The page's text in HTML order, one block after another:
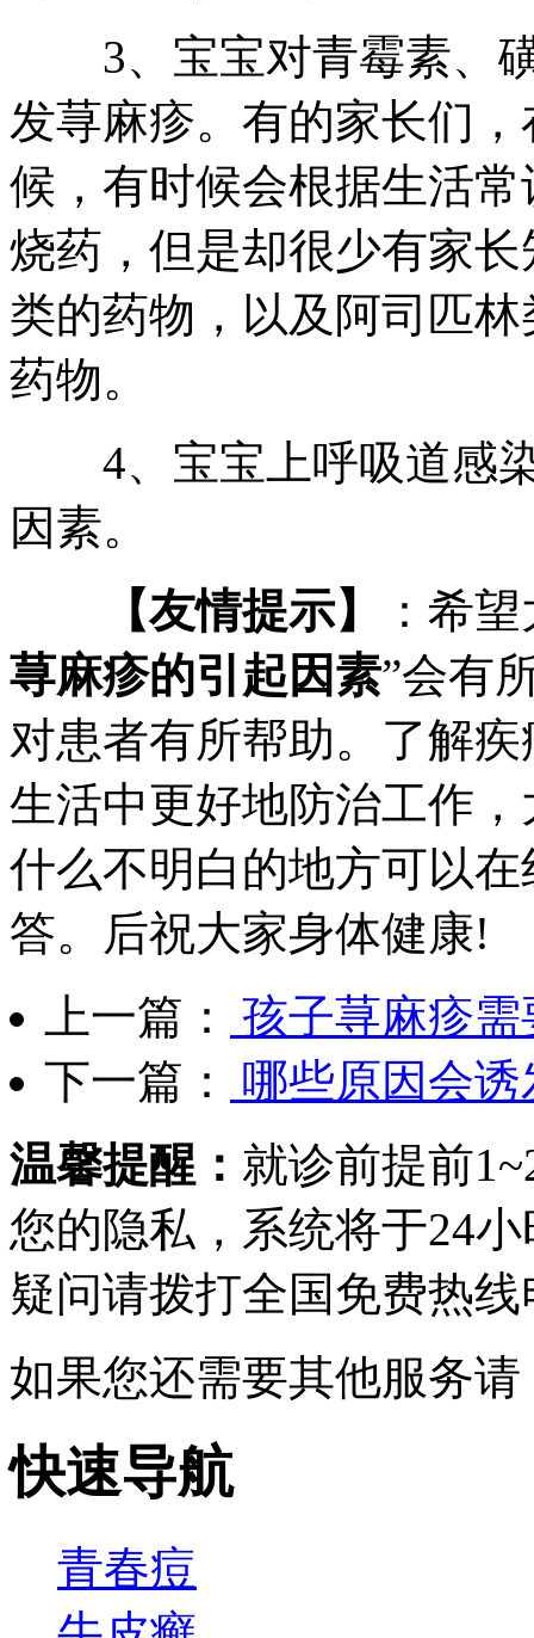
3、宝宝对青霉素、磺
发荨麻疹。有的家长们
候，有时候会根据生活
烧药，但是却很少有家
类的药物，以及阿司匹
药物。
4、宝宝上呼吸道感染
因素。
【友情提示】
：希
荨麻疹的引起因素”会有
对患者有所帮助。了解
生活中更好地防治工作
什么不明白的地方可以
答。后祝大家身体健康!
上一篇：
孩子荨麻疹
下一篇：
哪些原因会
温馨提醒： 就诊前提前
您的隐私，系统将于24
疑问请拨打全国免费热线
如果您还需要其他服务
快速导航
青春痘